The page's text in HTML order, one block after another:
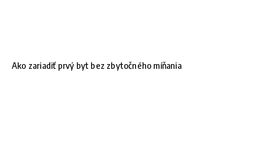
Ako zariadiť prvý byt bez zbytočného míňania